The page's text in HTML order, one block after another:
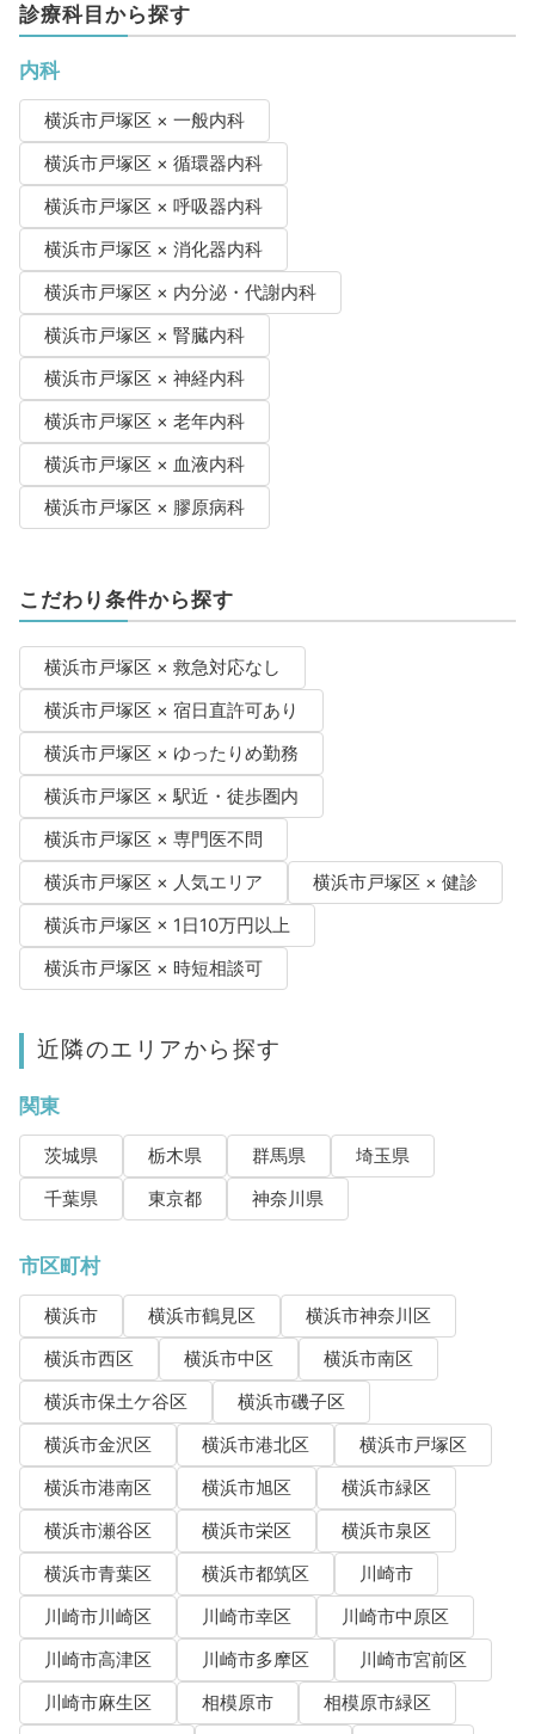
診療科目から探す
内科
横浜市戸塚区 × 一般内科
横浜市戸塚区 × 循環器内科
横浜市戸塚区 × 呼吸器内科
横浜市戸塚区 × 消化器内科
横浜市戸塚区 × 内分泌・代謝内科
横浜市戸塚区 × 腎臓内科
横浜市戸塚区 × 神経内科
横浜市戸塚区 × 老年内科
横浜市戸塚区 × 血液内科
横浜市戸塚区 × 膠原病科
こだわり条件から探す
横浜市戸塚区 × 救急対応なし
横浜市戸塚区 × 宿日直許可あり
横浜市戸塚区 × ゆったりめ勤務
横浜市戸塚区 × 駅近・徒歩圏内
横浜市戸塚区 × 専門医不問
横浜市戸塚区 × 人気エリア
横浜市戸塚区 × 健診
横浜市戸塚区 × 1日10万円以上
横浜市戸塚区 × 時短相談可
近隣のエリアから探す
関東
茨城県 栃木県 群馬県
埼玉県
千葉県
東京都 神奈川県
市区町村
横浜市 横浜市鶴見区
横浜市神奈川区
横浜市西区
横浜市中区
横浜市南区
横浜市保土ケ谷区
横浜市磯子区
横浜市金沢区
横浜市港北区
横浜市戸塚区
横浜市港南区
横浜市旭区
横浜市緑区
横浜市瀬谷区
横浜市栄区
横浜市泉区
横浜市青葉区
横浜市都筑区
川崎市
川崎市川崎区
川崎市幸区
川崎市中原区
川崎市高津区
川崎市多摩区
川崎市宮前区
川崎市麻生区
相模原市
相模原市緑区